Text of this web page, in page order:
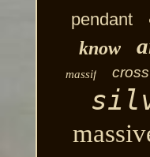
pendant
know
massif cross